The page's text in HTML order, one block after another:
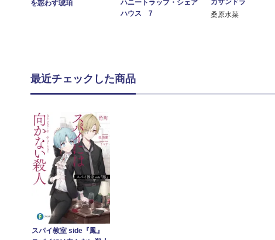
を惑わす琥珀
ハニートラップ・シェア
ハウス 7
カサンドラ
桑原水菜
最近チェックした商品
スパイ教室 side『鳳』